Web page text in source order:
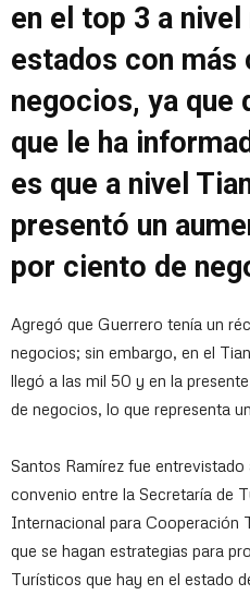
en el top 3 a
estados con más
negocios, ya que
que le ha
es que a nivel
presentó un
por ciento de
Agregó que Guerrero tenía un
negocios; sin embargo, en el
llegó a las mil 50 y en la
de negocios, lo que representa
Santos Ramírez fue
convenio entre la Secretaría de
Internacional para Cooperación
que se hagan estrategias para
Turísticos que hay en el estado